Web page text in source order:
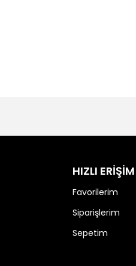
HIZLI ERİŞİM
Favorilerim
Siparişlerim
Sepetim